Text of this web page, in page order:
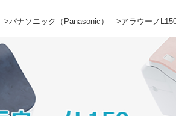
>パナソニック（Panasonic） >アラウーノ